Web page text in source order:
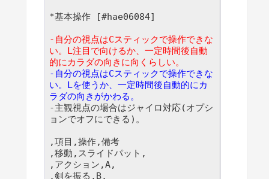
*基本操作 [#hae06084]
-自分の視点はCスティックで操作できな
い。L注目で向けるか、一定時間後自動
的にカラダの向きに向くらしい。
-自分の視点はCスティックで操作できな
い。Lを使うか、一定時間後自動的にカ
ラダの向きがかわる。
-主観視点の場合はジャイロ対応(オプシ
ョンでオフにできる)。
,項目,操作,備考
,移動,スライドパット,
,アクション,A,
,剣を振る,B,